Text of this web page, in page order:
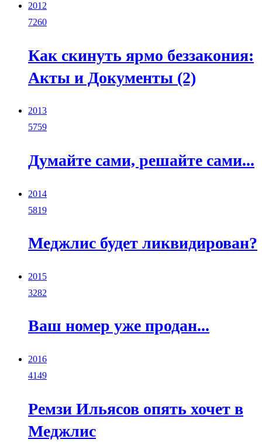
2012
7260
Как скинуть ярмо беззакония:
Акты и Документы (2)
2013
5759
Думайте сами, решайте сами...
2014
5819
Меджлис будет ликвидирован?
2015
3282
Ваш номер уже продан...
2016
4149
Ремзи Ильясов опять хочет в
Меджлис